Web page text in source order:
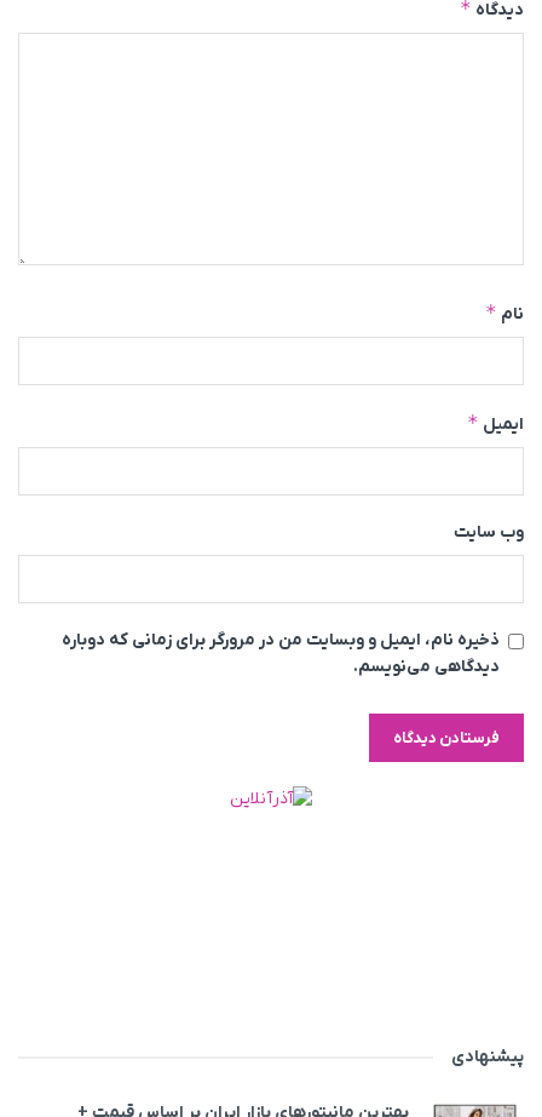
دیدگاه *
نام *
ایمیل *
وب‌ سایت
ذخیره نام، ایمیل و وبسایت من در مرورگر برای زمانی که دوباره
دیدگاهی می‌نویسم.
پیشنهادی